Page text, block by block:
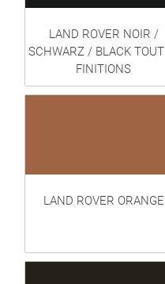
LAND ROVER NOIR /
SCHWARZ / BLACK
FINITIONS
LAND ROVER ORANGE